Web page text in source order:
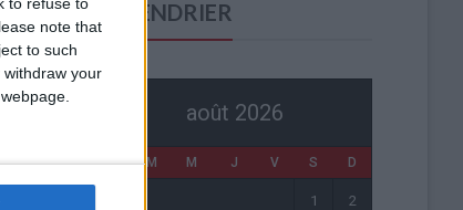
note that
to such
withdraw your
CALENDRIER
août 2026
L M M J V S D
1 2